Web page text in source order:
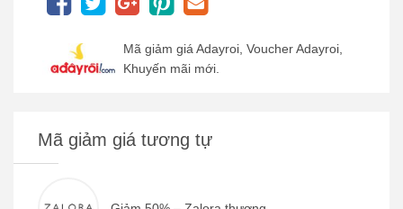
Mã giảm giá Adayroi, Voucher Adayroi,
Khuyến mãi mới.
Mã giảm giá tương tự